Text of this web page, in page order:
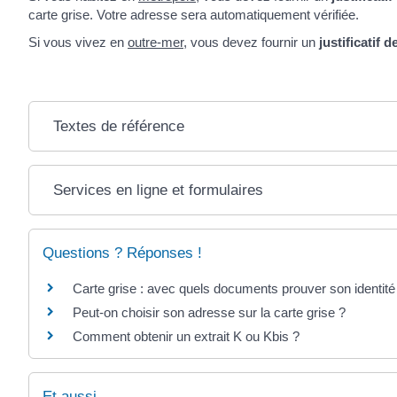
carte grise. Votre adresse sera automatiquement vérifiée.
Si vous vivez en outre-mer, vous devez fournir un justificatif
Textes de référence
Services en ligne et formulaires
Questions ? Réponses !
Carte grise : avec quels documents prouver son
Peut-on choisir son adresse sur la carte grise ?
Comment obtenir un extrait K ou Kbis ?